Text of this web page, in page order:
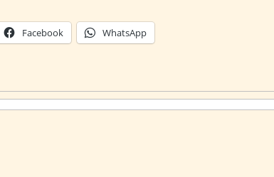
Facebook WhatsApp